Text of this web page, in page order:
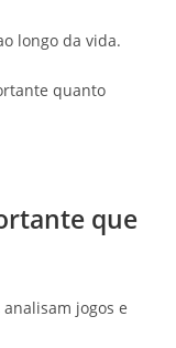
longo da vida.
quanto
que
jogos e